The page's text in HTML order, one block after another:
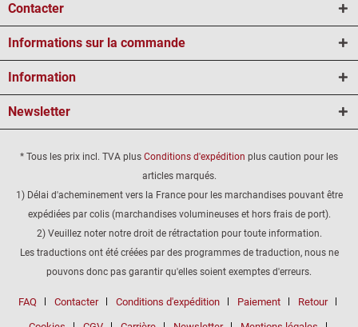
Contacter
Informations sur la commande
Information
Newsletter
* Tous les prix incl. TVA plus Conditions d'expédition plus caution pour les
articles marqués.
1) Délai d'acheminement vers la France pour les marchandises pouvant être
expédiées par colis (marchandises volumineuses et hors frais de port).
2) Veuillez noter notre droit de rétractation pour toute information.
Les traductions ont été créées par des programmes de traduction, nous ne
pouvons donc pas garantir qu'elles soient exemptes d'erreurs.
FAQ Contacter Conditions d'expédition Paiement Retour